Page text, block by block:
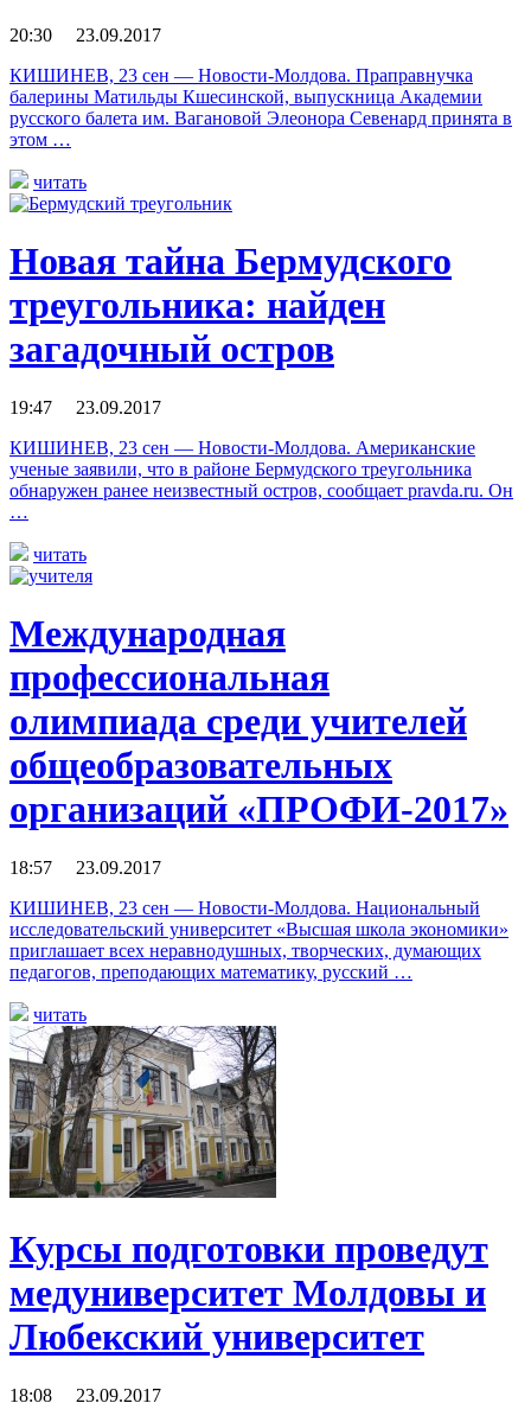
20:30 23.09.2017
КИШИНЕВ, 23 сен — Новости-Молдова. Праправнучка
балерины Матильды Кшесинской, выпускница Академии
русского балета им. Вагановой Элеонора Севенард принята в
этом …
читать
Новая тайна Бермудского
треугольника: найден
загадочный остров
19:47 23.09.2017
КИШИНЕВ, 23 сен — Новости-Молдова. Американские
ученые заявили, что в районе Бермудского треугольника
обнаружен ранее неизвестный остров, сообщает pravda.ru. Он
…
читать
Международная
профессиональная
олимпиада среди учителей
общеобразовательных
организаций «ПРОФИ-2017»
18:57 23.09.2017
КИШИНЕВ, 23 сен — Новости-Молдова. Национальный
исследовательский университет «Высшая школа экономики»
приглашает всех неравнодушных, творческих, думающих
педагогов, преподающих математику, русский …
читать
Курсы подготовки проведут
медуниверситет Молдовы и
Любекский университет
18:08 23.09.2017